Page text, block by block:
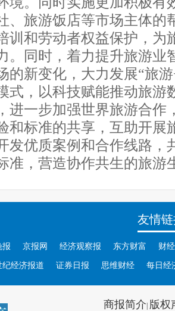
、旅游饭店等市场主体的
训和劳动者权益保护，为
。同时，着力提升旅游业
的新变化，大力发展“旅
式，以科技赋能推动旅游
进一步加强世界旅游合作
和标准的共享，互助开展
发优质案例和合作线路，
准，营造协作共生的旅游
友情
报 京报网 经济观察报 东方财富 财
纪经济报道 证券日报 思维财经 每日经
商报简介| 版权